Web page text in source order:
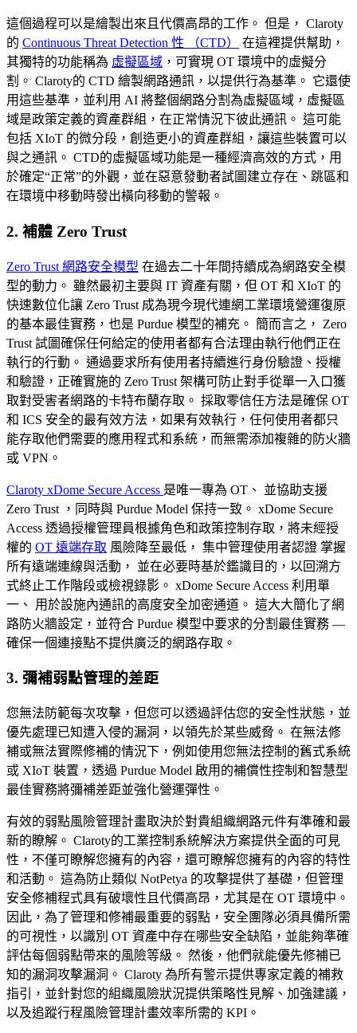
這個過程可以是繪製出來且代價高昂的工作。 但是， Claroty
的 Continuous Threat Detection 性 （CTD）
在這裡提供幫助，
其獨特的功能稱為 虛擬區域 ，可實現 OT 環境中的虛擬分
割。 Claroty的 CTD 繪製網路通訊，以提供行為基準。 它還使
用這些基準，並利用 AI 將整個網路分割為虛擬區域，虛擬區
域是政策定義的資產群組，在正常情況下彼此通訊。 這可能
包括 XIoT 的微分段，創造更小的資產群組，讓這些裝置可以
與之通訊。 CTD的虛擬區域功能是一種經濟高效的方式，用
於確定“正常”的外觀，並在惡意發動者試圖建立存在、跳區和
在環境中移動時發出橫向移動的警報。
2. 補體 Zero Trust
Zero Trust 網路安全模型 在過去二十年間持續成為網路安全模
型的動力。 雖然最初主要與 IT 資產有關，但 OT 和 XIoT 的
快速數位化讓 Zero Trust 成為現今現代連網工業環境營運復原
的基本最佳實務，也是 Purdue 模型的補充。 簡而言之， Zero
Trust 試圖確保任何給定的使用者都有合法理由執行他們正在
執行的行動。 通過要求所有使用者持續進行身份驗證、授權
和驗證，正確實施的 Zero Trust 架構可防止對手從單一入口獲
取對受害者網路的卡特布蘭存取。 採取零信任方法是確保 OT
和 ICS 安全的最有效方法，如果有效執行，任何使用者都只
能存取他們需要的應用程式和系統，而無需添加複雜的防火牆
或 VPN。
Claroty xDome Secure Access 是唯一專為 OT、 並協助支援
Zero Trust ，同時與 Purdue Model 保持一致。 xDome Secure
Access 透過授權管理員根據角色和政策控制存取，將未經授
權的 OT 遠端存取 風險降至最低， 集中管理使用者認證 掌握
所有遠端連線與活動， 並在必要時基於鑑識目的，以回溯方
式終止工作階段或檢視錄影。 xDome Secure Access 利用單
一、 用於設施內通訊的高度安全加密通道。 這大大簡化了網
路防火牆設定，並符合 Purdue 模型中要求的分割最佳實務 —
確保一個連接點不提供廣泛的網路存取。
3. 彌補弱點管理的差距
您無法防範每次攻擊，但您可以透過評估您的安全性狀態，並
優先處理已知遭入侵的漏洞，以領先於某些威脅。 在無法修
補或無法實際修補的情況下，例如使用您無法控制的舊式系統
或 XIoT 裝置，透過 Purdue Model 啟用的補償性控制和智慧型
最佳實務將彌補差距並強化營運彈性。
有效的弱點風險管理計畫取決於對貴組織網路元件有準確和最
新的瞭解。 Claroty的工業控制系統解決方案提供全面的可見
性，不僅可瞭解您擁有的內容，還可瞭解您擁有的內容的特性
和活動。 這為防止類似 NotPetya 的攻擊提供了基礎，但管理
安全修補程式具有破壞性且代價高昂，尤其是在 OT 環境中。
因此，為了管理和修補最重要的弱點，安全團隊必須具備所需
的可視性，以識別 OT 資產中存在哪些安全缺陷，並能夠準確
評估每個弱點帶來的風險等級。 然後，他們就能優先修補已
知的漏洞攻擊漏洞。 Claroty 為所有警示提供專家定義的補救
指引，並針對您的組織風險狀況提供策略性見解、加強建議，
以及追蹤行程風險管理計畫效率所需的 KPI。